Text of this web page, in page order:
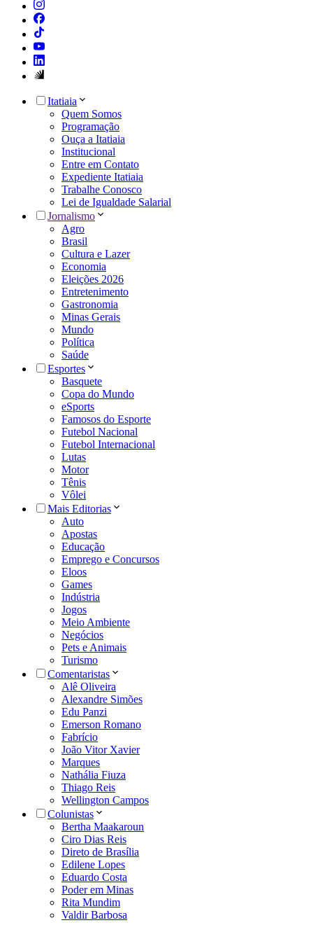
Itatiaia
Quem Somos
Programação
Ouça a Itatiaia
Institucional
Entre em Contato
Expediente Itatiaia
Trabalhe Conosco
Lei de Igualdade Salarial
Jornalismo
Agro
Brasil
Cultura e Lazer
Economia
Eleições 2026
Entretenimento
Gastronomia
Minas Gerais
Mundo
Política
Saúde
Esportes
Basquete
Copa do Mundo
eSports
Famosos do Esporte
Futebol Nacional
Futebol Internacional
Lutas
Motor
Tênis
Vôlei
Mais Editorias
Auto
Apostas
Educação
Emprego e Concursos
Eloos
Games
Indústria
Jogos
Meio Ambiente
Negócios
Pets e Animais
Turismo
Comentaristas
Alê Oliveira
Alexandre Simões
Edu Panzi
Emerson Romano
Fabrício
João Vitor Xavier
Marques
Nathália Fiuza
Thiago Reis
Wellington Campos
Colunistas
Bertha Maakaroun
Ciro Dias Reis
Direto de Brasília
Edilene Lopes
Eduardo Costa
Poder em Minas
Rita Mundim
Valdir Barbosa